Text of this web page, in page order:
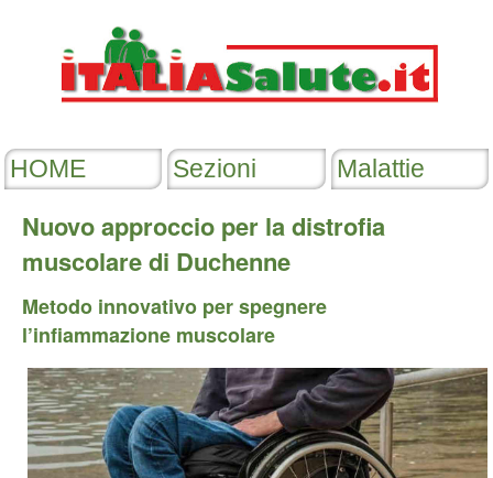
Nuovo approccio per la distrofia
muscolare di Duchenne
Metodo innovativo per spegnere
l’infiammazione muscolare